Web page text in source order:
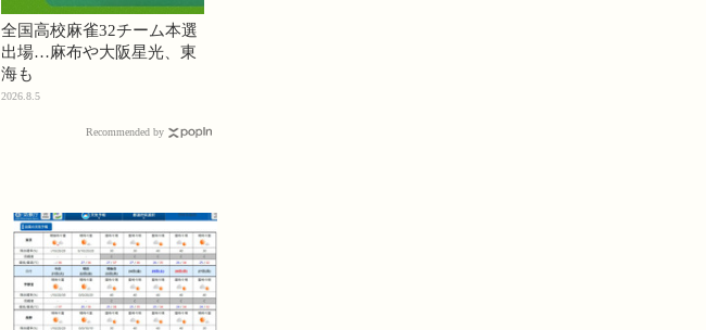
全国高校麻雀32チーム本選
出場…麻布や大阪星光、東
海も
2026.8.5
Recommended by